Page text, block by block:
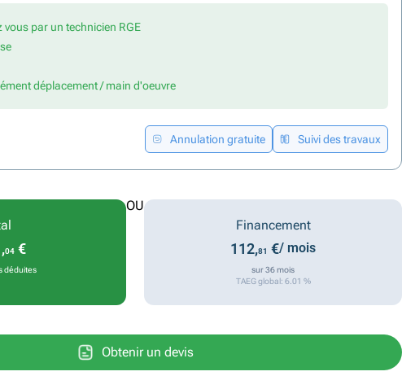
vous par un technicien RGE
déplacement / main d'oeuvre
Annulation gratuite Suivi des travaux
04€
déduites
OU
Financement
112,81 €/ mois
sur 36 mois
TAEG global: 6.01 %
Obtenir un devis